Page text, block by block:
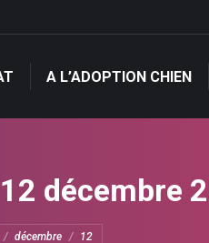
A L’ADOPTION CHIEN
12 décembre
décembre 12